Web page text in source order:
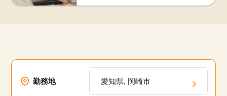
勤務地 愛知県, 岡崎市